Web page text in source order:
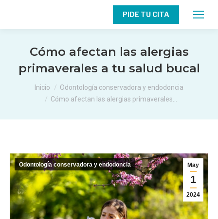
PIDE TU CITA
Cómo afectan las alergias
primaverales a tu salud bucal
Estás aquí:
Inicio
Odontología conservadora y endodoncia
Cómo afectan las alergias primaverales…
May
1
2024
Odontología conservadora y endodoncia